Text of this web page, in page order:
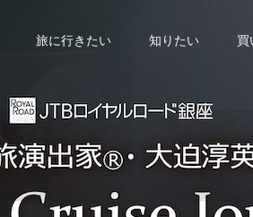
旅に行きたい 知りたい 買